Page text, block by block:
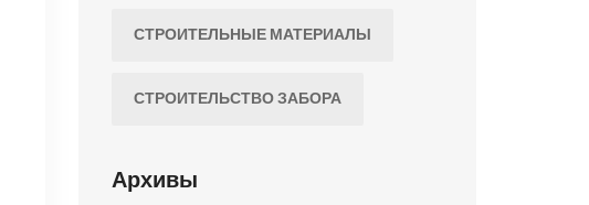
СТРОИТЕЛЬНЫЕ МАТЕРИАЛЫ
СТРОИТЕЛЬСТВО ЗАБОРА
Архивы